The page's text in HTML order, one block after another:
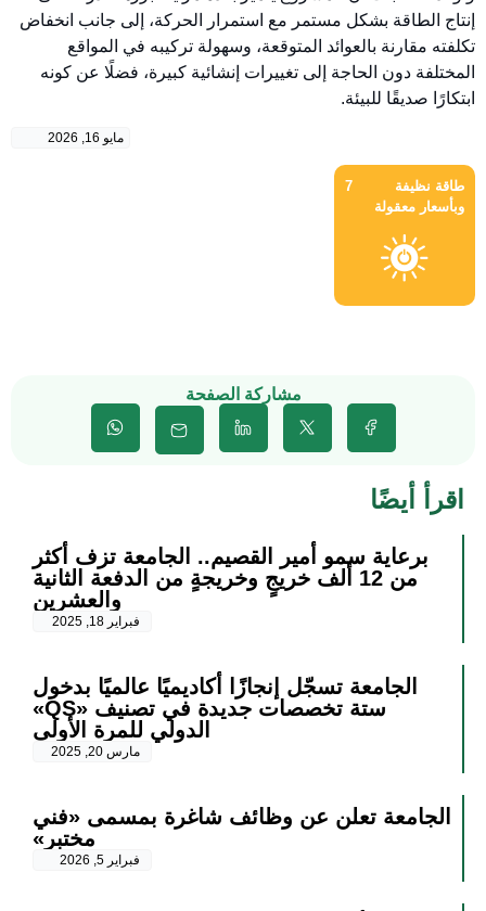
إنتاج الطاقة بشكل مستمر مع استمرار الحركة، إلى جانب انخفاض
تكلفته مقارنة بالعوائد المتوقعة، وسهولة تركيبه في المواقع
المختلفة دون الحاجة إلى تغييرات إنشائية كبيرة، فضلًا عن كونه
ابتكارًا صديقًا للبيئة.
مايو 16, 2026
طاقة نظيفة
وبأسعار معقولة
7
مشاركة الصفحة
اقرأ أيضًا
برعاية سمو أمير القصيم.. الجامعة تزف أكثر
من 12 ألف خريجٍ وخريجةٍ من الدفعة الثانية
والعشرين
فبراير 18, 2025
الجامعة تسجّل إنجازًا أكاديميًا عالميًا بدخول
ستة تخصصات جديدة في تصنيف «QS»
الدولي للمرة الأولى
مارس 20, 2025
الجامعة تعلن عن وظائف شاغرة بمسمى «فني
مختبر»
فبراير 5, 2026